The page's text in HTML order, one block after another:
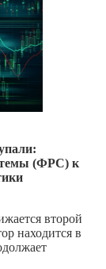
(ФРС) к
второй
находится в